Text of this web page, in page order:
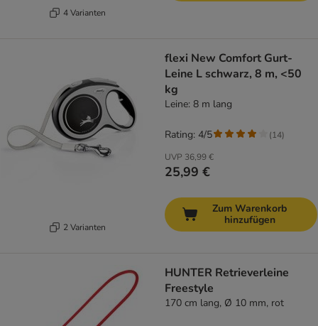
4 Varianten
2 Varianten
flexi New Comfort Gurt-
Leine L schwarz, 8 m, <50
kg
Leine: 8 m lang
UVP 36,99 €
25,99 €
Rating: 4/5 (14)
Zum Warenkorb
hinzufügen
HUNTER Retrieverleine
Freestyle
170 cm lang, Ø 10 mm, rot